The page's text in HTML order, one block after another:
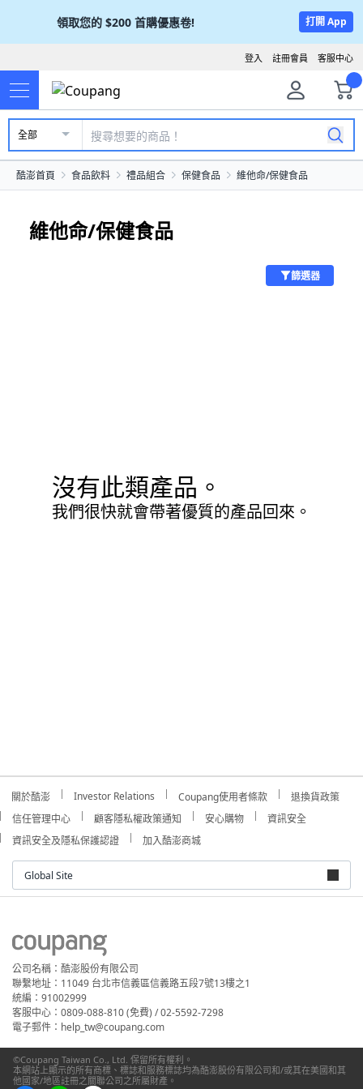
領取您的 $200 首購優惠卷! 打開 App
客服中心
註冊會員
登入
全部
酷澎首頁 食品飲料 禮品組合 保健食品 維他命/保健食品
維他命/保健食品
篩選器
沒有此類產品。
我們很快就會帶著優質的產品回來。
關於酷澎 Investor Relations Coupang使用者條款
退換貨政策
信任管理中心
顧客隱私權政策通知 安心購物
資訊安全
資訊安全及隱私保護認證
加入酷澎商城
Global Site
公司名稱：酷澎股份有限公司
聯繫地址：11049 台北市信義區信義路五段7號13樓之1
統編：91002999
客服中心：0809-088-810 (免費) / 02-5592-7298
電子郵件：help_tw@coupang.com
©Coupang Taiwan Co., Ltd. 保留所有權利。
本網站上顯示的所有商標、標誌和服務標誌均為酷澎股份有限公司和/或其在美國和其
他國家/地區註冊之關聯公司之所屬財產。